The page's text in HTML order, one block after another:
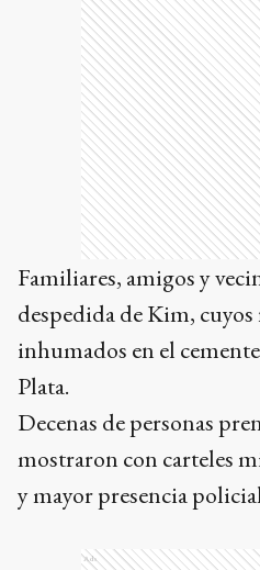
Familiares, amigos y
despedida de Kim,
inhumados en el
Plata.
Decenas de personas
mostraron con carteles
y mayor presencia
Ads